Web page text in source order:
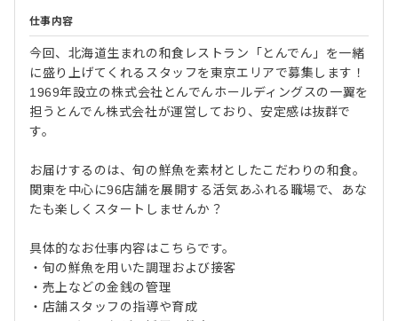
仕事内容
今回、北海道生まれの和食レストラン「とんでん」を一緒
に盛り上げてくれるスタッフを東京エリアで募集します！
1969年設立の株式会社とんでんホールディングスの一翼を
担うとんでん株式会社が運営しており、安定感は抜群で
す。
お届けするのは、旬の鮮魚を素材としたこだわりの和食。
関東を中心に96店舗を展開する活気あふれる職場で、あな
たも楽しくスタートしませんか？
具体的なお仕事内容はこちらです。
・旬の鮮魚を用いた調理および接客
・売上などの金銭の管理
・店舗スタッフの指導や育成